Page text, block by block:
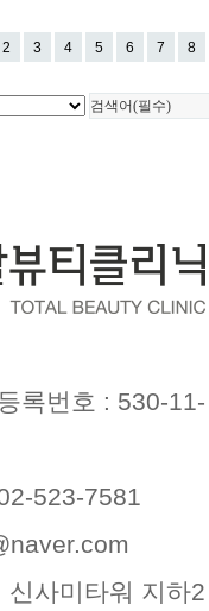
2 3 4 5 6 7 8
록번호 : 530-11-
523-7581
사미타워 지하2